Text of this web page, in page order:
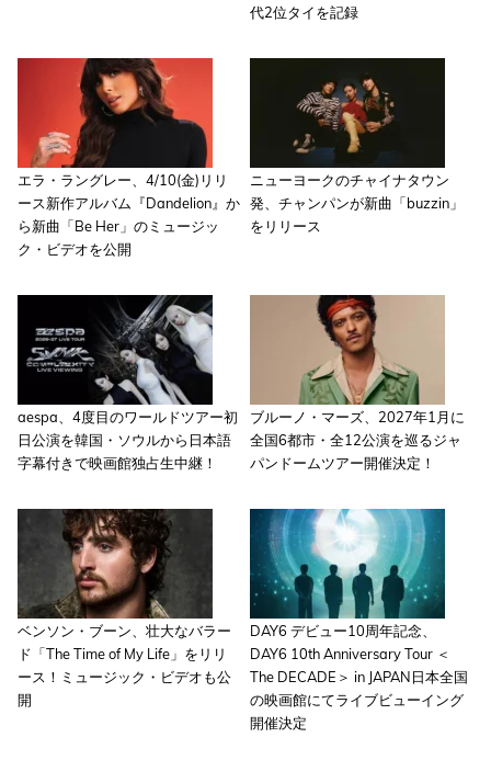
代2位タイを記録
エラ・ラングレー、4/10(金)リリ
ース新作アルバム『Dandelion』か
ら新曲「Be Her」のミュージッ
ク・ビデオを公開
ニューヨークのチャイナタウン
発、チャンパンが新曲「buzzin」
をリリース
aespa、4度目のワールドツアー初
日公演を韓国・ソウルから日本語
字幕付きで映画館独占生中継！
ブルーノ・マーズ、2027年1月に
全国6都市・全12公演を巡るジャ
パンドームツアー開催決定！
ベンソン・ブーン、壮大なバラー
ド「The Time of My Life」をリリ
ース！ミュージック・ビデオも公
開
DAY6 デビュー10周年記念、
DAY6 10th Anniversary Tour ＜
The DECADE＞ in JAPAN日本全国
の映画館にてライブビューイング
開催決定